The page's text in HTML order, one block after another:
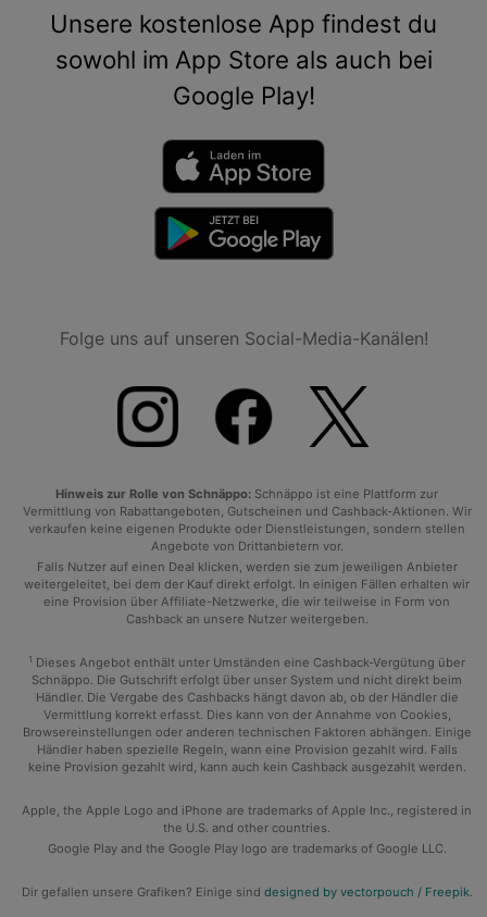
Unsere kostenlose App findest du
sowohl im App Store als auch bei
Google Play!
Folge uns auf unseren Social-Media-Kanälen!
Hinweis zur Rolle von Schnäppo: Schnäppo ist eine Plattform zur
Vermittlung von Rabattangeboten, Gutscheinen und Cashback-Aktionen. Wir
verkaufen keine eigenen Produkte oder Dienstleistungen, sondern stellen
Angebote von Drittanbietern vor.
Falls Nutzer auf einen Deal klicken, werden sie zum jeweiligen Anbieter
weitergeleitet, bei dem der Kauf direkt erfolgt. In einigen Fällen erhalten wir
eine Provision über Affiliate-Netzwerke, die wir teilweise in Form von
Cashback an unsere Nutzer weitergeben.
1 Dieses Angebot enthält unter Umständen eine Cashback-Vergütung über
Schnäppo. Die Gutschrift erfolgt über unser System und nicht direkt beim
Händler. Die Vergabe des Cashbacks hängt davon ab, ob der Händler die
Vermittlung korrekt erfasst. Dies kann von der Annahme von Cookies,
Browsereinstellungen oder anderen technischen Faktoren abhängen. Einige
Händler haben spezielle Regeln, wann eine Provision gezahlt wird. Falls
keine Provision gezahlt wird, kann auch kein Cashback ausgezahlt werden.
Apple, the Apple Logo and iPhone are trademarks of Apple Inc., registered in
the U.S. and other countries.
Google Play and the Google Play logo are trademarks of Google LLC.
Dir gefallen unsere Grafiken? Einige sind designed by vectorpouch / Freepik.